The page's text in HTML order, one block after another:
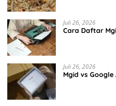
Juli 26, 2026
Cara Daftar
Juli 26, 2026
Mgid vs Google